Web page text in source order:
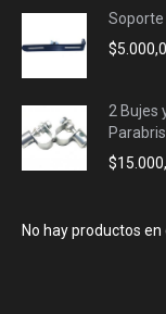
$
2 Bujes
$
No hay productos en